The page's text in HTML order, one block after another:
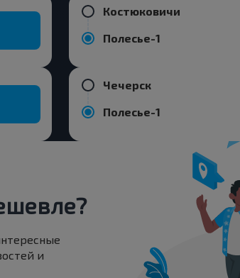
Костюковичи
Полесье-1
Чечерск
Полесье-1
и